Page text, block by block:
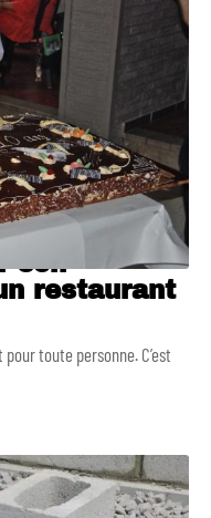
son
restaurant
toute personne. C’est